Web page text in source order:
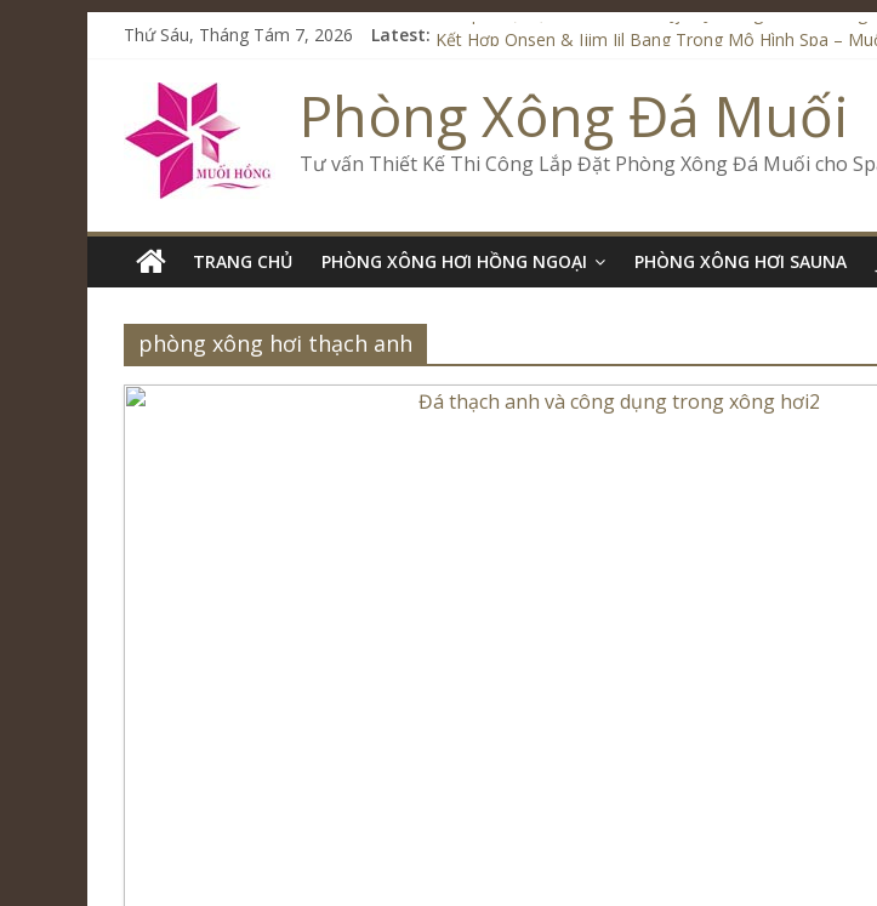
Thứ Sáu, Tháng Tám 7, 2026 Latest: Từ Spa Trị Liệu Đến Onsen & Jjim Jil Bang – Muối Hồng
Spa Jjim Jil Bang Kết Hợp Onsen – Kinh Doanh Chuẩn
Tăng Doanh Số Kinh Doanh Lắp Đặt Onsen & Jjim Jil
Phòng Xông Đá Muối
Tư vấn Thiết Kế Thi Công Lắp Đặt Phòng Xông Đá Muối cho
TRANG CHỦ PHÒNG XÔNG HƠI HỒNG NGOẠI PHÒNG XÔNG HƠI SAUNA
phòng xông hơi thạch anh